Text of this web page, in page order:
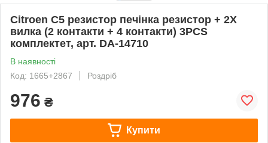
Citroen C5 резистор печінка резистор + 2X
вилка (2 контакти + 4 контакти) 3PCS
комплектет, арт. DA-14710
В наявності
Код: 1665+2867
Роздріб
976 ₴
Купити